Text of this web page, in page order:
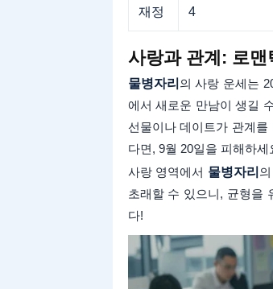
재정 4
사랑과 관계: 로
물병자리 의 사랑 운세는
에서 새로운 만남이 생길
선물이나 데이트가 관계
다면, 9월 20일을 피해하세
사랑 영역에서 물병자리
초래할 수 있으니, 균형을
다!